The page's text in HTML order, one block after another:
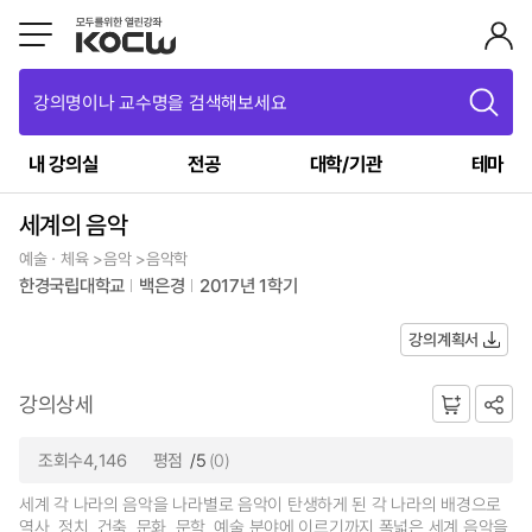
강의명이나 교수명을 검색해보세요
내 강의실 전공 대학/기관 테마
세계의 음악
예술ㆍ체육 >음악 >음악학
한경국립대학교 백은경 2017년 1학기
강의계획서
강의상세
조회수4,146 평점 /5 (0)
세계 각 나라의 음악을 나라별로 음악이 탄생하게 된 각 나라의 배경으로
역사, 정치, 건축, 문화, 문학, 예술 분야에 이르기까지 폭넓은 세계 음악을